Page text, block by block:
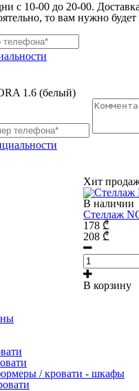
с 10-00 до 20-00.
то вам нужно
1.6 (белый)
Хит
В наличии
Стеллаж
178 ₾
208 ₾
В корзину
/ кровати - шкафы